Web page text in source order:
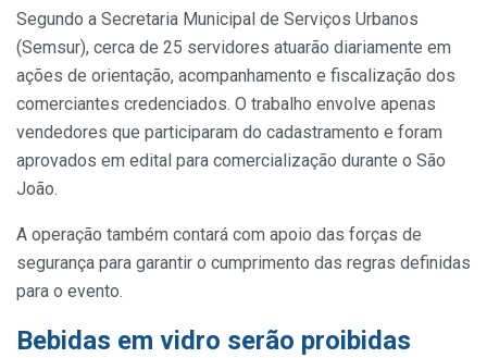
Segundo a Secretaria Municipal de Serviços Urbanos
(Semsur), cerca de 25 servidores atuarão diariamente em
ações de orientação, acompanhamento e fiscalização dos
comerciantes credenciados. O trabalho envolve apenas
vendedores que participaram do cadastramento e foram
aprovados em edital para comercialização durante o São
João.
A operação também contará com apoio das forças de
segurança para garantir o cumprimento das regras definidas
para o evento.
Bebidas em vidro serão proibidas